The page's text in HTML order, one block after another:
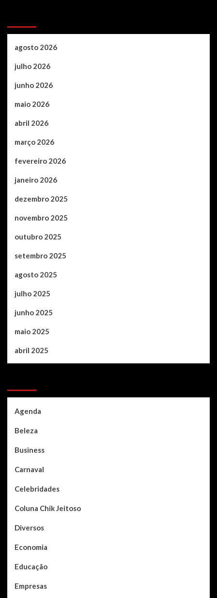
agosto 2026
julho 2026
junho 2026
maio 2026
abril 2026
março 2026
fevereiro 2026
janeiro 2026
dezembro 2025
novembro 2025
outubro 2025
setembro 2025
agosto 2025
julho 2025
junho 2025
maio 2025
abril 2025
Agenda
Beleza
Business
Carnaval
Celebridades
Coluna Chik Jeitoso
Diversos
Economia
Educação
Empresas